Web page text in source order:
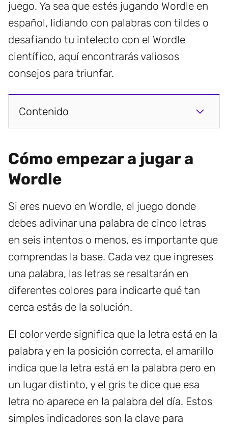
juego. Ya sea que estés jugando Wordle en
español, lidiando con palabras con tildes o
desafiando tu intelecto con el Wordle
científico, aquí encontrarás valiosos
consejos para triunfar.
Contenido
Cómo empezar a jugar a
Wordle
Si eres nuevo en Wordle, el juego donde
debes adivinar una palabra de cinco letras
en seis intentos o menos, es importante que
comprendas la base. Cada vez que ingreses
una palabra, las letras se resaltarán en
diferentes colores para indicarte qué tan
cerca estás de la solución.
El color verde significa que la letra está en la
palabra y en la posición correcta, el amarillo
indica que la letra está en la palabra pero en
un lugar distinto, y el gris te dice que esa
letra no aparece en la palabra del día. Estos
simples indicadores son la clave para